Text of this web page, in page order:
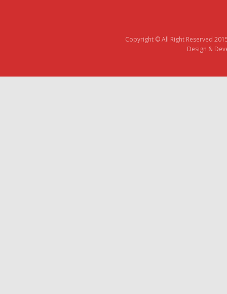
Copyright © All Right Reserved
Design &